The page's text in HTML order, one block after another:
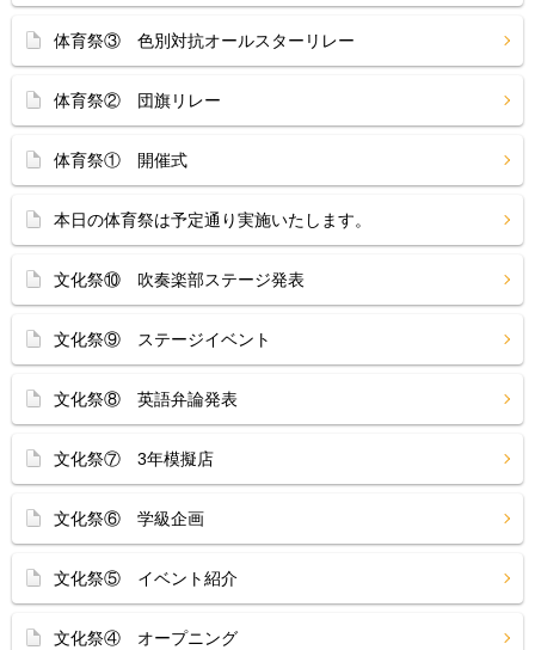
体育祭③ 色別対抗オールスターリレー
体育祭② 団旗リレー
体育祭① 開催式
本日の体育祭は予定通り実施いたします。
文化祭⑩ 吹奏楽部ステージ発表
文化祭⑨ ステージイベント
文化祭⑧ 英語弁論発表
文化祭⑦ 3年模擬店
文化祭⑥ 学級企画
文化祭⑤ イベント紹介
文化祭④ オープニング